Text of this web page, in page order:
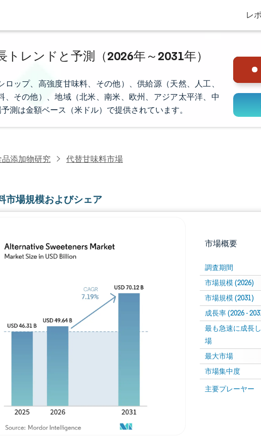
レ
レンドと予測（2026年～2031年）
ップ、高強度甘味料、その他）、供給源（天然、人工、
その他）、地域（北米、南米、欧州、アジア太平洋、中
測は金額ベース（米ドル）で提供されています。
添加物研究 代替甘味料市場
市場規模およびシェア
市場概要
調査期間
市場規模 (2026)
市場規模 (2031)
成長率 (2026 -
最も急速に成長
場
最大市場
市場集中度
主要プレーヤー
画像 © Mordor
画像 © Mordor Intelligence。再利用にはCC BY 4.0の表示が必要です。